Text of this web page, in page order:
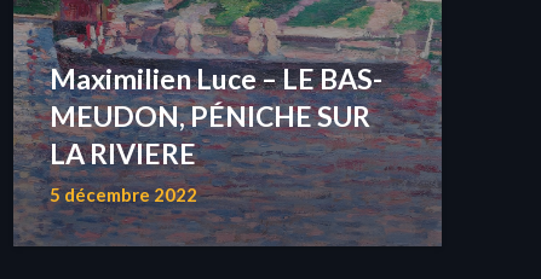
Maximilien Luce – LE BAS-
MEUDON, PÉNICHE SUR
LA RIVIERE
5 décembre 2022